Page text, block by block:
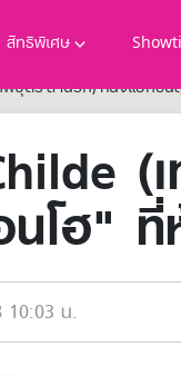
สิทธิพิเศษ
พบุตร ล่านรก) หนังแอ็กชั
(
โฮ" ที่
10:03 น.